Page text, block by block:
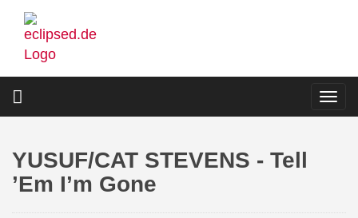
Direkt
zum
Inhalt
YUSUF/CAT STEVENS - Tell
’Em I’m Gone